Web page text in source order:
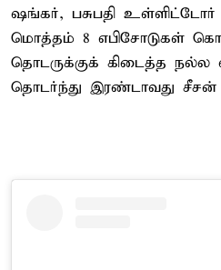
ஷங்கர், பசுபதி உள்ளிட்டோர்
மொத்தம் 8 எபிசோடுகள்
தொடருக்குக் கிடைத்த நல்ல
தொடர்ந்து இரண்டாவது சீசன்